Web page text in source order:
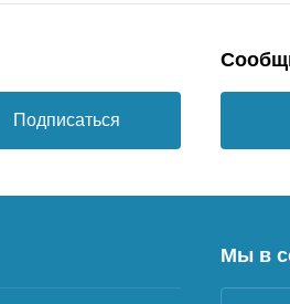
Подписаться
Мы в